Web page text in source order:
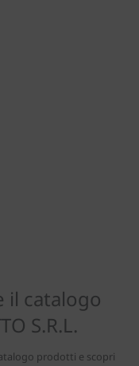
il catalogo
S.R.L.
prodotti e scopri